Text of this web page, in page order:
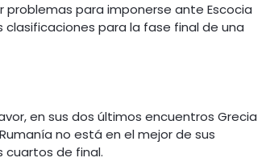
para imponerse ante Escocia
para la fase final de una
en sus dos últimos encuentros Grecia
no está en el mejor de sus
cuartos de final.